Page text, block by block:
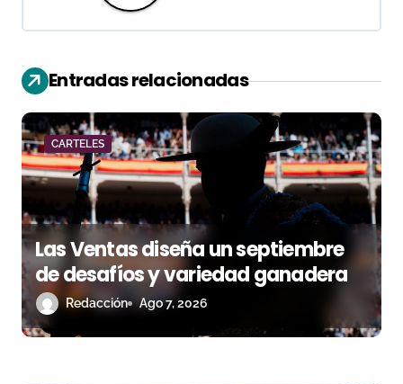
a
c
i
ó
n
d
e
e
n
Entradas relacionadas
CARTELES
Las Ventas diseña un septiembre
de desafíos y variedad ganadera
Redacción Ago 7, 2026